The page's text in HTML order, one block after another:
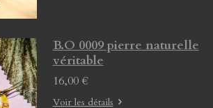
B.O 0009 pierre naturelle
véritable
16,00 €
Voir les détails